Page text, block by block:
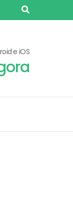
e iOS